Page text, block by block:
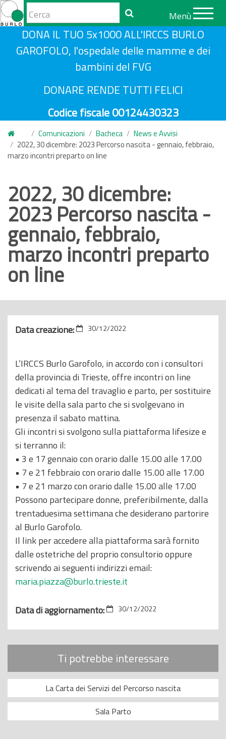
Form
di
ricerca
Cerca
DONA IL TUO 5x1000 ALL'IRCCS BURLO
GAROFOLO, l'ospedale delle mamme e dei
bambini del FVG
DONARE RENDE TUTTI FELICI
Codice fiscale 00124430323
Menù
Comunicazioni Bacheca
News e Avvisi
2022, 30 dicembre: 2023 Percorso nascita - gennaio, febbraio,
marzo incontri preparto on line
2022, 30 dicembre:
2023 Percorso nascita -
gennaio, febbraio,
marzo incontri preparto
on line
Data creazione: 30/12/2022
L’IRCCS Burlo Garofolo, in accordo con i consultori
della provincia di Trieste, offre incontri on line
dedicati al tema del travaglio e parto, per sostituire
le visite della sala parto che si svolgevano in
presenza il sabato mattina.
Gli incontri si svolgono sulla piattaforma lifesize e
si terranno il:
• 3 e 17 gennaio con orario dalle 15.00 alle 17.00
• 7 e 21 febbraio con orario dalle 15.00 alle 17.00
• 7 e 21 marzo con orario dalle 15.00 alle 17.00
Possono partecipare donne, preferibilmente, dalla
trentaduesima settimana che desiderano partorire
al Burlo Garofolo.
Il link per accedere alla piattaforma sarà fornito
dalle ostetriche del proprio consultorio oppure
scrivendo ai seguenti indirizzi email:
maria.piazza@burlo.trieste.it
Data di aggiornamento: 30/12/2022
Ti potrebbe interessare
La Carta dei Servizi del Percorso nascita
Sala Parto